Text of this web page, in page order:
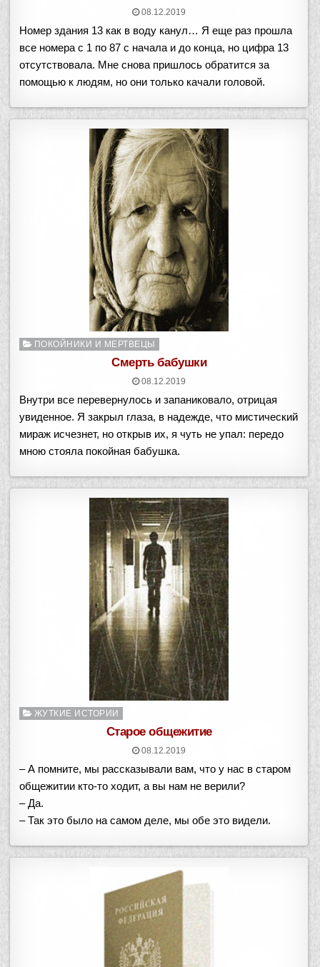
08.12.2019
Номер здания 13 как в воду канул… Я еще раз прошла
все номера с 1 по 87 с начала и до конца, но цифра 13
отсутствовала. Мне снова пришлось обратится за
помощью к людям, но они только качали головой.
Опубликовано
ПОКОЙНИКИ И МЕРТВЕЦЫ
Смерть бабушки
08.12.2019
Внутри все перевернулось и запаниковало, отрицая
увиденное. Я закрыл глаза, в надежде, что мистический
мираж исчезнет, но открыв их, я чуть не упал: передо
мною стояла покойная бабушка.
Опубликовано
ЖУТКИЕ ИСТОРИИ
Старое общежитие
08.12.2019
– А помните, мы рассказывали вам, что у нас в старом
общежитии кто-то ходит, а вы нам не верили?
– Да.
– Так это было на самом деле, мы обе это видели.